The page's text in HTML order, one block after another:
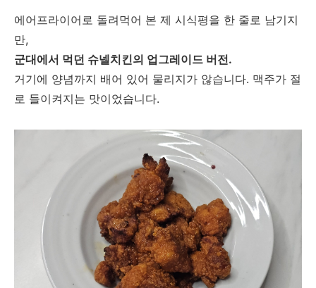
에어프라이어로 돌려먹어 본 제 시식평을 한 줄로 남기지
만,
군대에서 먹던 슈넬치킨의 업그레이드 버전.
거기에 양념까지 배어 있어 물리지가 않습니다. 맥주가 절
로 들이켜지는 맛이었습니다.